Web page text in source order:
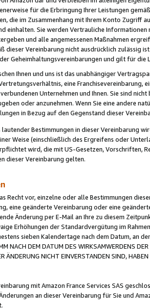
für die Erbringung Ihrer Leistungen
die im Zusammenhang mit Ihrem Konto
einhalten. Sie werden Vertrauliche
und alle angemessenen Maßnahmen
dieser Vereinbarung nicht ausdrücklich zulässig
Geheimhaltungsvereinbarungen und gilt für die
Ihnen und uns ist das unabhängiger
eine Franchisevereinbarung,
Unternehmen und Ihnen. Sie sind
oder anzunehmen. Wenn Sie eine andere
in Bezug auf den Gegenstand dieser
Bestimmungen in dieser Vereinbarung
Weise (einschließlich des Ergreifens oder
wird, die mit US-Gesetzen, Vorschriften,
dieser Vereinbarung gelten.
Recht vor, einzelne oder alle Bestimmungen
eine geänderte Vereinbarung oder eine
Änderung per E-Mail an Ihre zu diesem
Erhöhungen der Standardvergütung im
sieben Kalendertage nach dem Datum, an
NACH DEM DATUM DES WIRKSAMWERDENS
ÄNDERUNG NICHT EINVERSTANDEN SIND,
mit Amazon France Services SAS
an dieser Vereinbarung für Sie und